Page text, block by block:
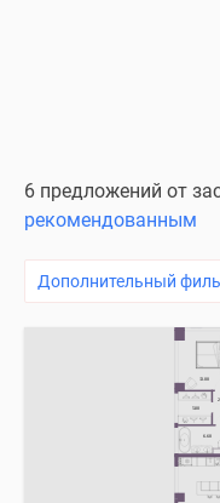
6 предложений от
рекомендованным
Дополнительный